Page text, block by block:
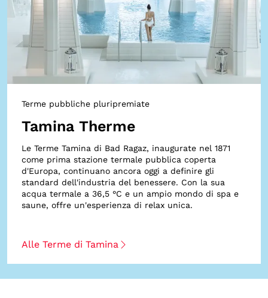
Terme pubbliche pluripremiate
Tamina Therme
Le Terme Tamina di Bad Ragaz, inaugurate nel 1871
come prima stazione termale pubblica coperta
d'Europa, continuano ancora oggi a definire gli
standard dell'industria del benessere. Con la sua
acqua termale a 36,5 °C e un ampio mondo di spa e
saune, offre un'esperienza di relax unica.
Alle Terme di Tamina